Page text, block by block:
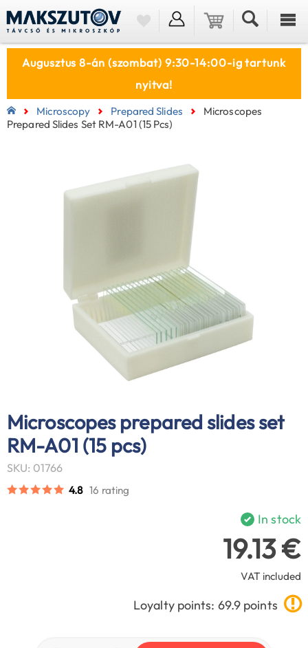
Augusztus 8-án (szombat) 9:30-14:00-ig tartunk
nyitva!
Microscopy Prepared Slides
Microscopes
Prepared Slides Set RM-A01 (15 Pcs)
Microscopes prepared slides set
RM-A01 (15 pcs)
SKU: 01766
4.8 16 rating
In stock
19.13 €
VAT included
Loyalty points: 69.9 points